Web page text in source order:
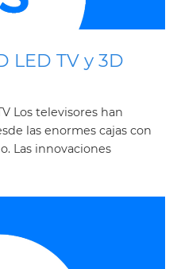
LED TV y 3D
Los televisores han
las enormes cajas con
Las innovaciones